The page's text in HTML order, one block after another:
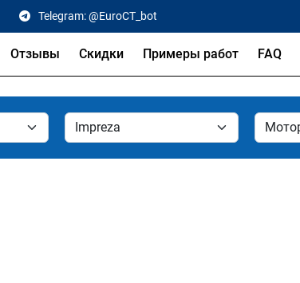
Telegram: @EuroCT_bot
Отзывы Скидки Примеры работ FAQ